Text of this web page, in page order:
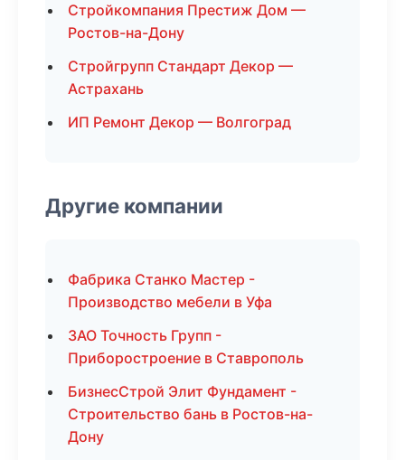
Стройкомпания Престиж Дом —
Ростов-на-Дону
Стройгрупп Стандарт Декор —
Астрахань
ИП Ремонт Декор — Волгоград
Другие компании
Фабрика Станко Мастер -
Производство мебели в Уфа
ЗАО Точность Групп -
Приборостроение в Ставрополь
БизнесСтрой Элит Фундамент -
Строительство бань в Ростов-на-
Дону